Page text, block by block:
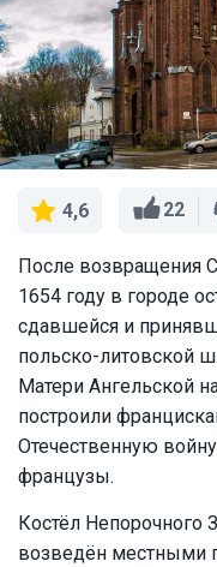
4,6 22
После возвращения
1654 году в городе
сдавшейся и
польско-литовской
Матери Ангельской
построили
Отечественную
французы.
Костёл Непорочного
возведён местными